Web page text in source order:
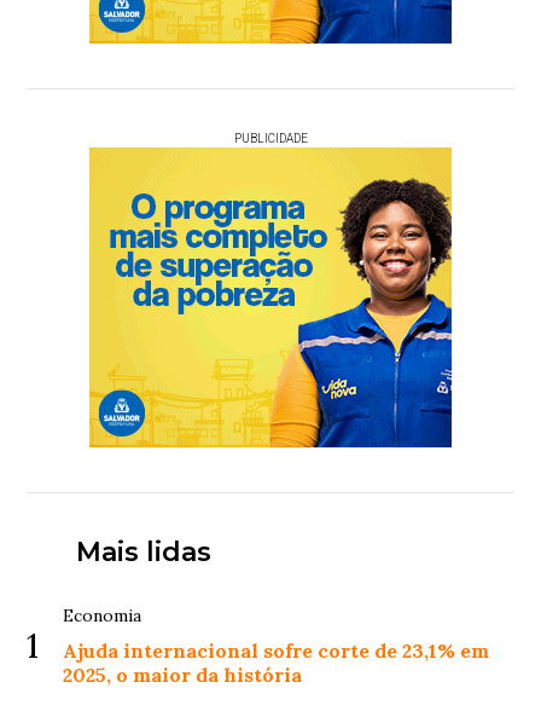
PUBLICIDADE
Mais lidas
1
Economia
Ajuda internacional sofre corte de 23,1% em
2025, o maior da história